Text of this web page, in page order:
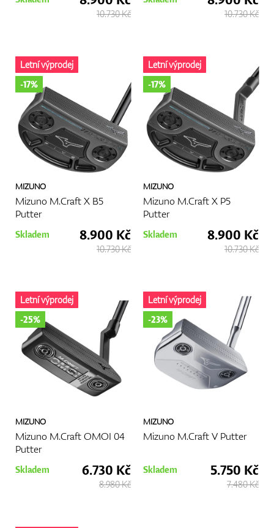
10.730 Kč 10.730 Kč
MIZUNO
Mizuno M.Craft X B5
Putter
Letní výprodej
-17%
Skladem 8.900 Kč
10.730 Kč
MIZUNO
Mizuno M.Craft X P5
Putter
Letní výprodej
-17%
Skladem 8.900 Kč
10.730 Kč
MIZUNO
Mizuno M.Craft OMOI 04
Putter
Letní výprodej
-25%
Skladem 6.730 Kč
8.980 Kč
MIZUNO
Mizuno M.Craft V Putter
Letní výprodej
-23%
Skladem 5.750 Kč
7.480 Kč